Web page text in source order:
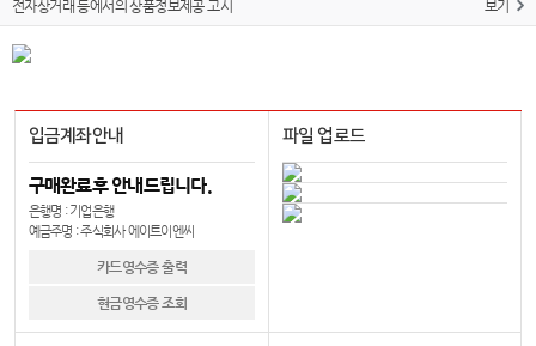
전자상거래 등에서의 상품정보제공 고시 보기
입금계좌안내
구매완료후 안내드립니다.
은행명 : 기업은행
예금주명 : 주식회사 에이트이엔씨
카드영수증 출력
현금영수증 조회
파일 업로드